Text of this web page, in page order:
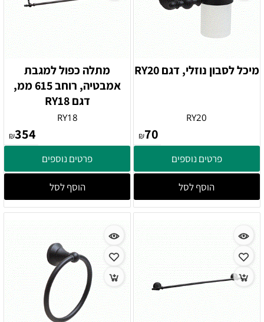
מיכל לסבון נוזלי, דגם RY20
RY20
₪70
פרטים נוספים
הוסף לסל
מתלה כפול למגבת
אמבטיה, רוחב 615 ממ,
דגם RY18
RY18
₪354
פרטים נוספים
הוסף לסל